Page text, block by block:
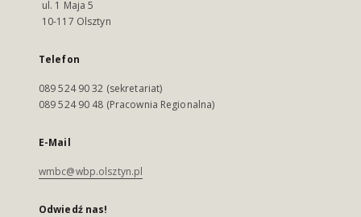
ul. 1 Maja 5
10-117 Olsztyn
Telefon
089 524 90 32 (sekretariat)
089 524 90 48 (Pracownia Regionalna)
E-Mail
wmbc@wbp.olsztyn.pl
Odwiedź nas!